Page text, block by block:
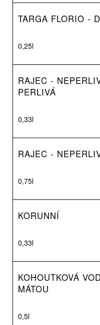
TARGA FLORIO -
0,25l
RAJEC -
PERLIVÁ
0,33l
RAJEC -
0,75l
KORUNNÍ
0,33l
KOHOUTKOVÁ
MÁTOU
0,5l